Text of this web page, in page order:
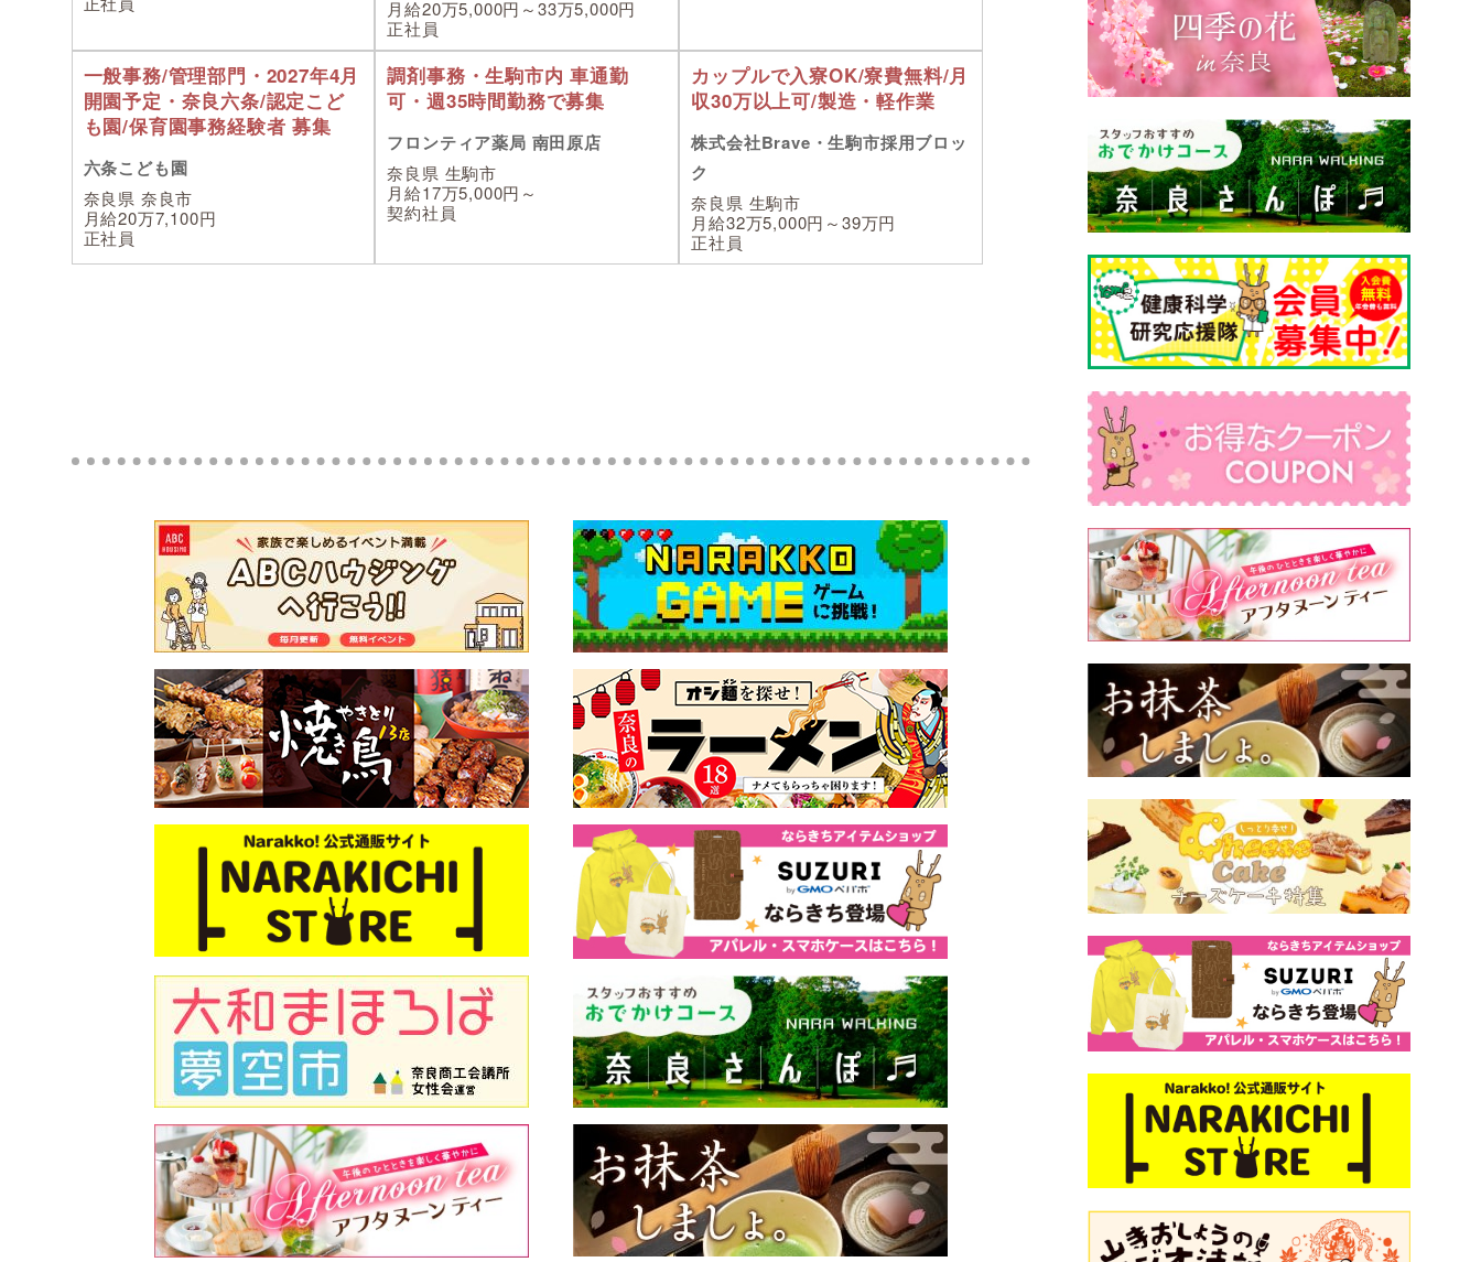
月給20万5,000円～33万5,000円
正社員
一般事務/管理部門・2027年4月
開園予定・奈良六条/認定こど
も園/保育園事務経験者 募集
六条こども園
奈良県 奈良市
月給20万7,100円
正社員
調剤事務・生駒市内 車通勤
可・週35時間勤務で募集
フロンティア薬局 南田原店
奈良県 生駒市
月給17万5,000円～
契約社員
カップルで入寮OK/寮費無料/月
収30万以上可/製造・軽作業
株式会社Brave・生駒市採用ブロッ
ク
奈良県 生駒市
月給32万5,000円～39万円
正社員